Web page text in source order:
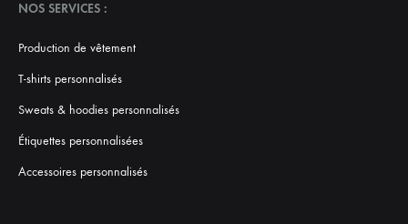
NOS SERVICES :
Production de vêtement
T-shirts personnalisés
Sweats & hoodies personnalisés
Étiquettes personnalisées
Accessoires personnalisés